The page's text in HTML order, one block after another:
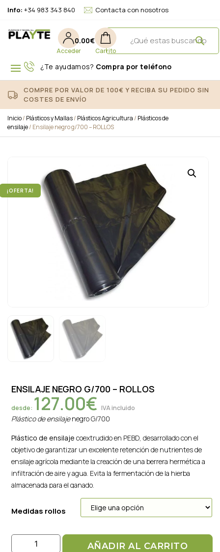
Info: +34 983 343 840 Contacta con nosotros
0.00€
¿Te ayudamos? Compra por teléfono
COMPRE POR VALOR DE 100€ Y RECIBA SU PEDIDO SIN
COSTES DE ENVÍO
Inicio/ Plásticos y Mallas/ Plásticos Agricultura/ Plásticos de
ensilaje/ Ensilaje negro g/700 – ROLLOS
¡OFERTA!
ENSILAJE NEGRO G/700 – ROLLOS
desde: 127.00€ IVA incluido
Plástico de ensilajenegro G/700
Plástico de ensilaje coextrudido en PEBD, desarrollado con el
objetivo de garantizar un excelente retención de nutrientes de
ensilaje agrícola mediante la creación de una berrera hermética a
infiltración de aire y agua. Evita la fermentación de la hierba
almacenada para el ganado.
Medidas rollos
AÑADIR AL CARRITO